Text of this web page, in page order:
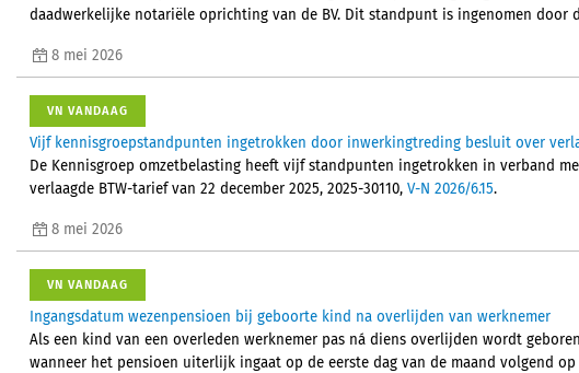
daadwerkelijke notariële oprichting van de BV. Dit standpunt is ingenomen door
8 mei 2026
VN VANDAAG
Vijf kennisgroepstandpunten ingetrokken door inwerkingtreding besluit over
De Kennisgroep omzetbelasting heeft vijf standpunten ingetrokken in verband
verlaagde BTW-tarief van 22 december 2025, 2025-30110, V-N 2026/6.15.
8 mei 2026
VN VANDAAG
Ingangsdatum wezenpensioen bij geboorte kind na overlijden van werknemer
Als een kind van een overleden werknemer pas ná diens overlijden wordt
wanneer het pensioen uiterlijk ingaat op de eerste dag van de maand volgend